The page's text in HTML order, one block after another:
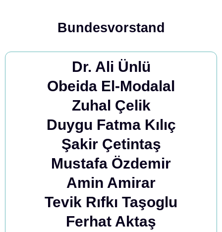
Bundesvorstand
Dr. Ali Ünlü
Obeida El-Modalal
Zuhal Çelik
Duygu Fatma Kılıç
Şakir Çetintaş
Mustafa Özdemir
Amin Amirar
Tevik Rıfkı Taşoglu
Ferhat Aktaş